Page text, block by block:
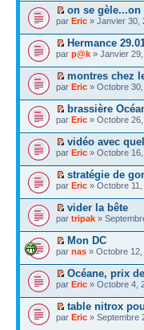
on se gèle...on
par Eric » Janvier 30,
Hermance
par p@k » Janvier
montres chez
par Eric » Octobre
brassière
par Eric » Octobre
vidéo avec
par Eric » Octobre
stratégie de
par Eric » Octobre
vider la bête
par tripak »
Mon DC
par nas » Octobre 12,
Océane, prix
par Eric » Octobre 4,
table nitrox
par Eric » Septembre